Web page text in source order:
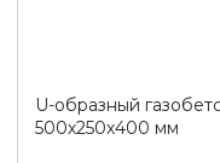
U-образный
500х250х400 мм